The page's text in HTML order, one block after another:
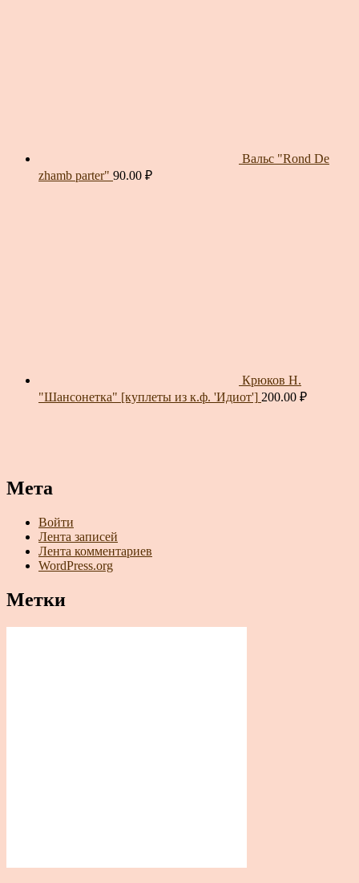
Вальс "Rond De
zhamb parter" 90.00 ₽
Крюков Н.
"Шансонетка" [куплеты из к.ф. 'Идиот'] 200.00 ₽
Мета
Войти
Лента записей
Лента комментариев
WordPress.org
Метки